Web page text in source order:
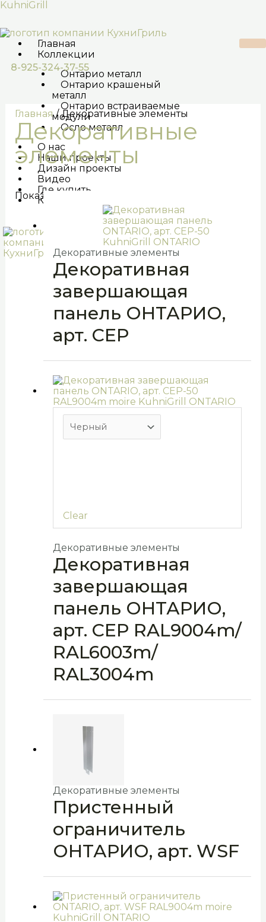
Перейти
содержимому
KuhniGrill
Главная
Коллекции
Онтарио металл
Онтарио крашеный
металл
Онтарио встраиваемые
модули
Осло металл
О нас
Наши проекты
Дизайн проекты
Видео
Где купить
Контакты
X
8-925-324-37-55
Главная/ Декоративные элементы
Декоративные
элементы
Показаны все (10)
Декоративные элементы
Декоративная
завершающая
панель ОНТАРИО,
арт. CEP
Clear
Декоративные элементы
Декоративная
завершающая
панель ОНТАРИО,
арт. CEP RAL9004m/
RAL6003m/
RAL3004m
Декоративные элементы
Пристенный
ограничитель
ОНТАРИО, арт. WSF